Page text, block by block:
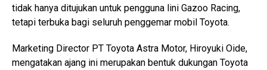
tidak hanya ditujukan untuk pengguna lini Gazoo Racing,
tetapi terbuka bagi seluruh penggemar mobil Toyota.
Marketing Director PT Toyota Astra Motor, Hiroyuki Oide,
mengatakan ajang ini merupakan bentuk dukungan Toyota